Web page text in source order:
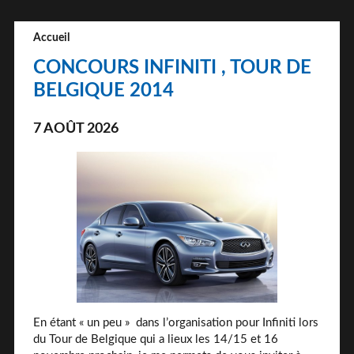
Accueil
CONCOURS INFINITI , TOUR DE
BELGIQUE 2014
7 AOÛT 2026
En étant « un peu » dans l’organisation pour Infiniti lors
du Tour de Belgique qui a lieux les 14/15 et 16